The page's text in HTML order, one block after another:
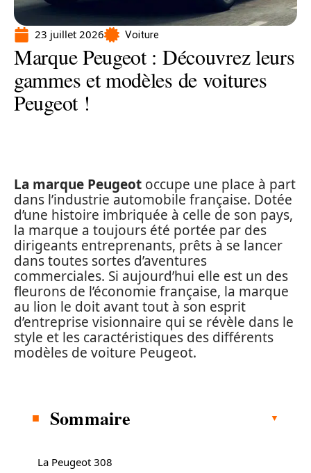
23 juillet 2026 Voiture
Marque Peugeot : Découvrez leurs
gammes et modèles de voitures
Peugeot !
La marque Peugeot occupe une place à part
dans l’industrie automobile française. Dotée
d’une histoire imbriquée à celle de son pays,
la marque a toujours été portée par des
dirigeants entreprenants, prêts à se lancer
dans toutes sortes d’aventures
commerciales. Si aujourd’hui elle est un des
fleurons de l’économie française, la marque
au lion le doit avant tout à son esprit
d’entreprise visionnaire qui se révèle dans le
style et les caractéristiques des différents
modèles de voiture Peugeot.
Sommaire
La Peugeot 308